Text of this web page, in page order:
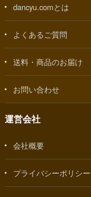
dancyu.comとは
よくあるご質問
送料・商品のお届け
お問い合わせ
運営会社
会社概要
プライバシーポリシー